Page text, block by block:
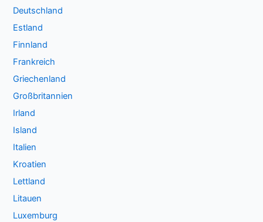
Deutschland
Estland
Finnland
Frankreich
Griechenland
Großbritannien
Irland
Island
Italien
Kroatien
Lettland
Litauen
Luxemburg